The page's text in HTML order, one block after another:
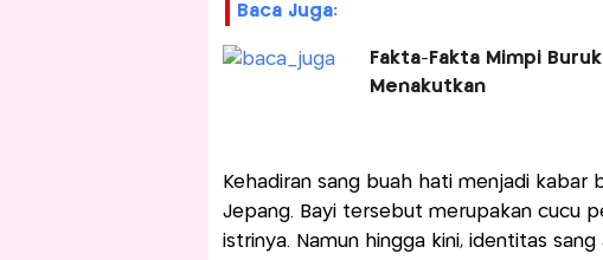
Baca Juga:
Fakta-Fakta Mimpi
Menakutkan
Kehadiran sang buah hati menjadi kabar
Jepang. Bayi tersebut merupakan cucu
istrinya. Namun hingga kini, identitas